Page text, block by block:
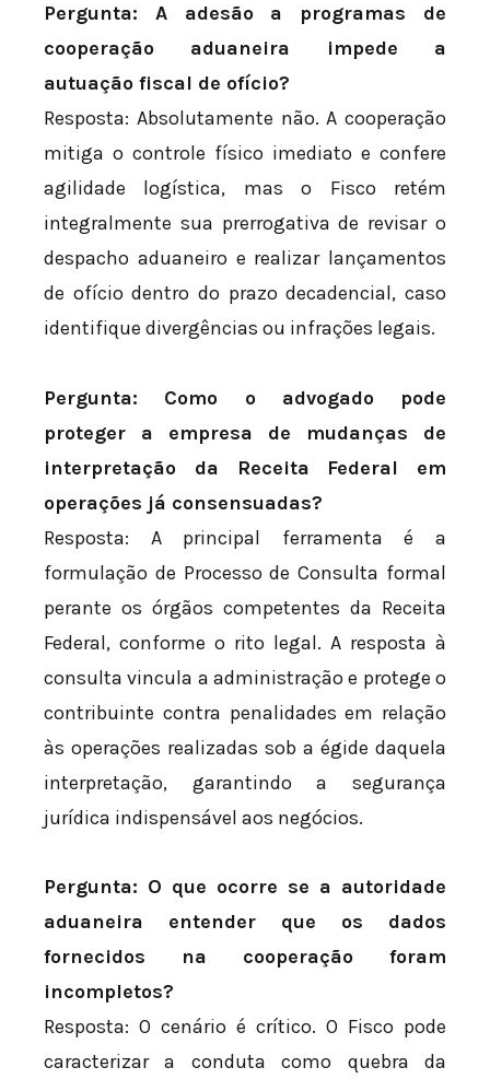
Pergunta: A adesão a programas de
cooperação aduaneira impede a
autuação fiscal de ofício?
Resposta: Absolutamente não. A cooperação
mitiga o controle físico imediato e confere
agilidade logística, mas o Fisco retém
integralmente sua prerrogativa de revisar o
despacho aduaneiro e realizar lançamentos
de ofício dentro do prazo decadencial, caso
identifique divergências ou infrações legais.
Pergunta: Como o advogado pode
proteger a empresa de mudanças de
interpretação da Receita Federal em
operações já consensuadas?
Resposta: A principal ferramenta é a
formulação de Processo de Consulta formal
perante os órgãos competentes da Receita
Federal, conforme o rito legal. A resposta à
consulta vincula a administração e protege o
contribuinte contra penalidades em relação
às operações realizadas sob a égide daquela
interpretação, garantindo a segurança
jurídica indispensável aos negócios.
Pergunta: O que ocorre se a autoridade
aduaneira entender que os dados
fornecidos na cooperação foram
incompletos?
Resposta: O cenário é crítico. O Fisco pode
caracterizar a conduta como quebra da